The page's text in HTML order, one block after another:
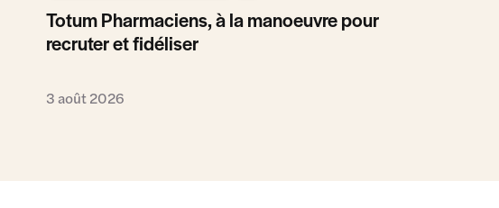
Totum Pharmaciens, à la manoeuvre pour
recruter et fidéliser
3 août 2026